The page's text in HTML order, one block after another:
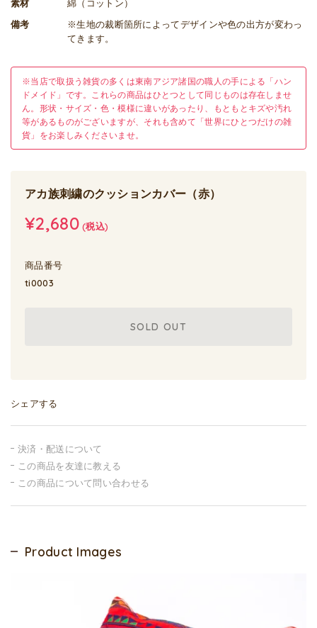
素材
綿（コットン）
備考
※生地の裁断箇所によってデザインや色の出方が変わっ
てきます。
※当店で取扱う雑貨の多くは東南アジア諸国の職人の手による「ハン
ドメイド」です。これらの商品はひとつとして同じものは存在しませ
ん。形状・サイズ・色・模様に違いがあったり、もともとキズや汚れ
等があるものがございますが、それも含めて「世界にひとつだけの雑
貨」をお楽しみくださいませ。
アカ族刺繍のクッションカバー（赤）
¥2,680(税込)
商品番号
ti0003
SOLD OUT
シェアする
決済・配送について
この商品を友達に教える
この商品について問い合わせる
Product Images